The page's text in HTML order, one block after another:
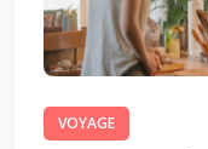
VOYAGE